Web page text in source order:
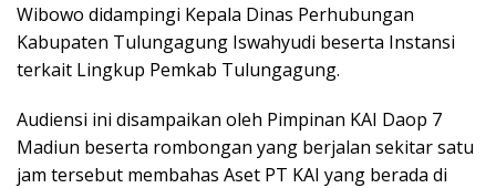
Wibowo didampingi Kepala Dinas Perhubungan
Kabupaten Tulungagung Iswahyudi beserta Instansi
terkait Lingkup Pemkab Tulungagung.
Audiensi ini disampaikan oleh Pimpinan KAI Daop 7
Madiun beserta rombongan yang berjalan sekitar satu
jam tersebut membahas Aset PT KAI yang berada di